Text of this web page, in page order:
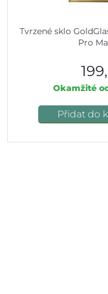
Tvrzené sklo
Pro
Okamžité
Přidat do